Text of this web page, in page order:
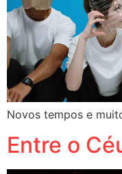
Novos tempos e
Entre o